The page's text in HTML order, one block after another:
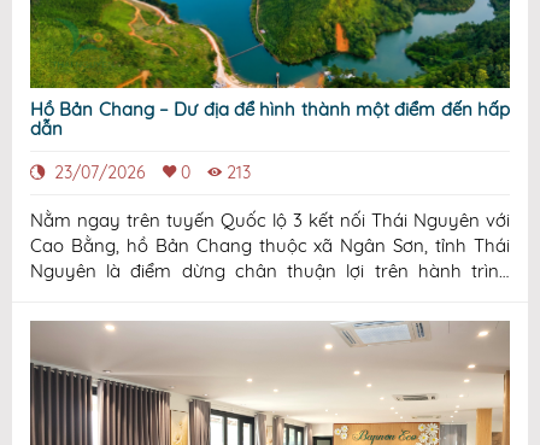
Hồ Bản Chang – Dư địa để hình thành một điểm đến hấp
dẫn
23/07/2026 0 213
Nằm ngay trên tuyến Quốc lộ 3 kết nối Thái Nguyên với
Cao Bằng, hồ Bản Chang thuộc xã Ngân Sơn, tỉnh Thái
Nguyên là điểm dừng chân thuận lợi trên hành trình
chuyển, nơi đây sở hữu không gian yên tĩnh, cảnh quan
tự nhiên còn khá nguyên vẹn và đã đư